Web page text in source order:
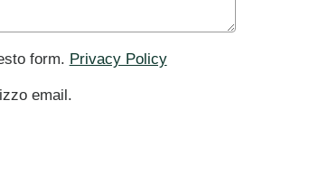
form. Privacy Policy
email.